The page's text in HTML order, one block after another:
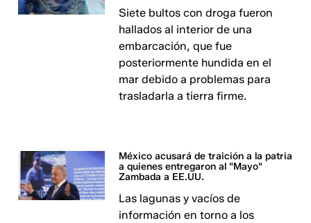
Siete bultos con droga fueron
hallados al interior de una
embarcación, que fue
posteriormente hundida en el
mar debido a problemas para
trasladarla a tierra firme.
México acusará de traición a la patria
a quienes entregaron al "Mayo"
Zambada a EE.UU.
Las lagunas y vacíos de
información en torno a los